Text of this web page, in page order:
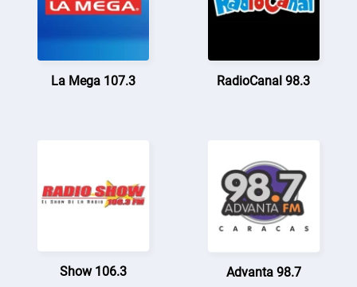
La Mega 107.3 RadioCanal 98.3
Show 106.3 Advanta 98.7